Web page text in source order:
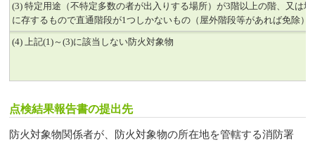
(3) 特定用途（不特定多数の者が出入りする場所）が3階以上の階、又は地
に存するもので直通階段が1つしかないもの（屋外階段等があれば免除）
(4) 上記(1)～(3)に該当しない防火対象物
点検結果報告書の提出先
防火対象物関係者が、防火対象物の所在地を管轄する消防署